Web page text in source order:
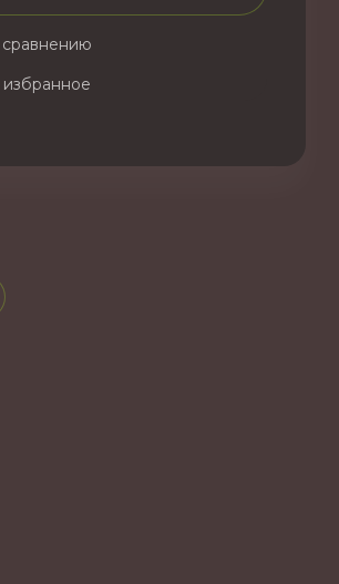
сравнению
избранное